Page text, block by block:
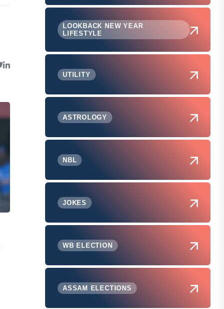
LOOKBACK NEW YEAR
LIFESTYLE
UTILITY
ASTROLOGY
NBL
JOKES
WB ELECTION
ASSAM ELECTIONS